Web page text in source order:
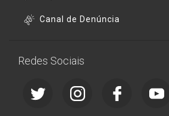
Canal de Denúncia
Redes Sociais